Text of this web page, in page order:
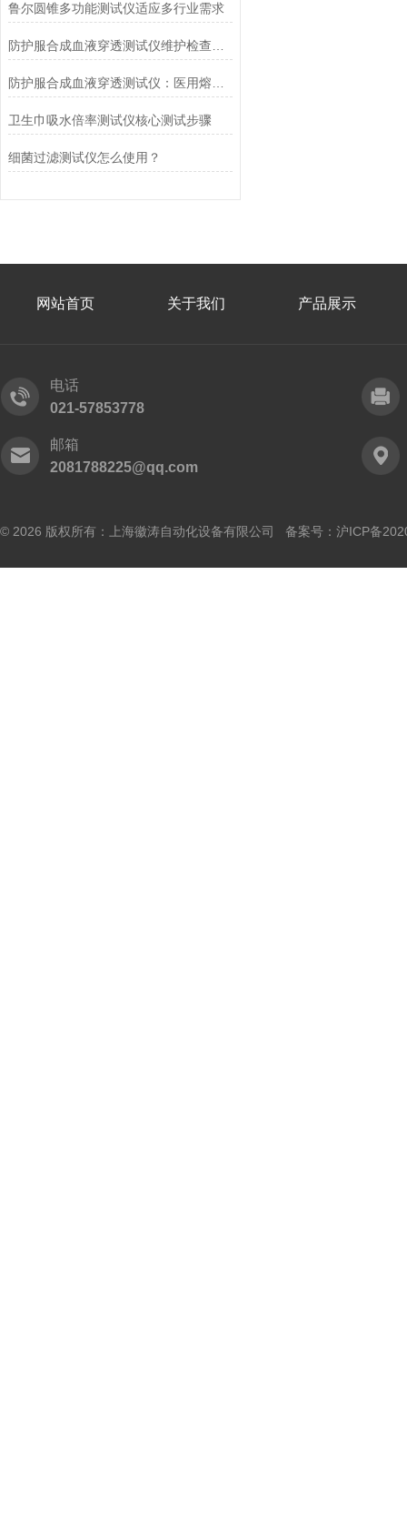
鲁尔圆锥多功能测试仪适应多行业需求
卫生巾吸水倍率测试仪核心测试步骤
细菌过滤测试仪怎么使用？
网站首页 关于我们 产品展示
电话
021-57853778
邮箱
2081788225@qq.com
© 2026 版权所有：上海徽涛自动化设备有限公司 备案号： 沪ICP备